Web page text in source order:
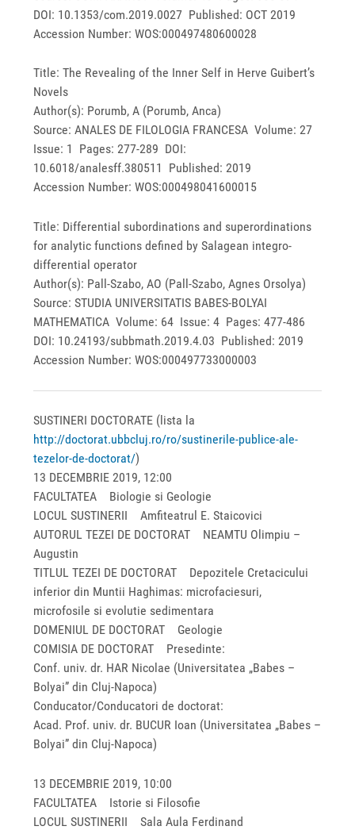
DOI: 10.1353/com.2019.0027 Published: OCT 2019
Accession Number: WOS:000497480600028
Title: The Revealing of the Inner Self in Herve Guibert’s
Novels
Author(s): Porumb, A (Porumb, Anca)
Source: ANALES DE FILOLOGIA FRANCESA Volume: 27
Issue: 1 Pages: 277-289 DOI:
10.6018/analesff.380511 Published: 2019
Accession Number: WOS:000498041600015
Title: Differential subordinations and superordinations
for analytic functions defined by Salagean integro-
differential operator
Author(s): Pall-Szabo, AO (Pall-Szabo, Agnes Orsolya)
Source: STUDIA UNIVERSITATIS BABES-BOLYAI
MATHEMATICA Volume: 64 Issue: 4 Pages: 477-486
DOI: 10.24193/subbmath.2019.4.03 Published: 2019
Accession Number: WOS:000497733000003
SUSTINERI DOCTORATE (lista la
http://doctorat.ubbcluj.ro/ro/sustinerile-publice-ale-
tezelor-de-doctorat/)
13 DECEMBRIE 2019, 12:00
FACULTATEA Biologie si Geologie
LOCUL SUSTINERII Amfiteatrul E. Staicovici
AUTORUL TEZEI DE DOCTORAT NEAMTU Olimpiu –
Augustin
TITLUL TEZEI DE DOCTORAT Depozitele Cretacicului
inferior din Muntii Haghimas: microfaciesuri,
microfosile si evolutie sedimentara
DOMENIUL DE DOCTORAT Geologie
COMISIA DE DOCTORAT Presedinte:
Conf. univ. dr. HAR Nicolae (Universitatea „Babes –
Bolyai” din Cluj-Napoca)
Conducator/Conducatori de doctorat:
Acad. Prof. univ. dr. BUCUR Ioan (Universitatea „Babes –
Bolyai” din Cluj-Napoca)
13 DECEMBRIE 2019, 10:00
FACULTATEA Istorie si Filosofie
LOCUL SUSTINERII Sala Aula Ferdinand